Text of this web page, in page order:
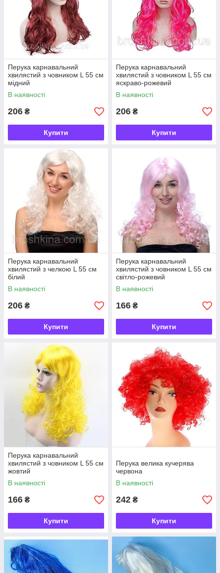
Перука карнавальний
хвилястий з човником L 55 см
мідний
В наявності
206 ₴
Купити
Перука карнавальний
хвилястий з човником L 55 см
яскраво-рожевий
В наявності
206 ₴
Купити
Перука карнавальний
хвилястий з челкою L 55 см
білий
В наявності
206 ₴
Купити
Перука карнавальний
хвилястий з човником L 55 см
світло-рожевий
В наявності
166 ₴
Купити
Перука карнавальний
хвилястий з човником L 55 см
жовтий
В наявності
166 ₴
Купити
Перука велика кучерява
червона
В наявності
242 ₴
Купити